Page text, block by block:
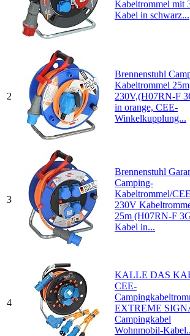
Kabeltrommel mit
Kabel in schwarz...
2
Brennenstuhl
Kabeltrommel
230V,(H07RN-F
in orange, CEE-
Winkelkupplung...
3
Brennenstuhl
Camping-
Kabeltrommel/CEE
230V
25m (H07RN-F
Kabel in...
4
KALLE DAS
CEE-
EXTREME
Campingkabel
Wohnmobil-